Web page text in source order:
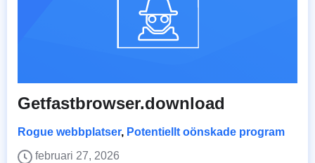
Getfastbrowser.download
Rogue webbplatser, Potentiellt oönskade program
februari 27, 2026